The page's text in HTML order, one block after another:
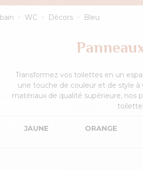
WC Décors Bleu
Transformez vos toilettes en un
une touche de couleur et de style à
matériaux de qualité supérieure, nos
JAUNE ORANGE